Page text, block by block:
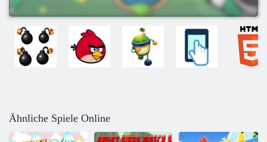
Ähnliche Spiele Online